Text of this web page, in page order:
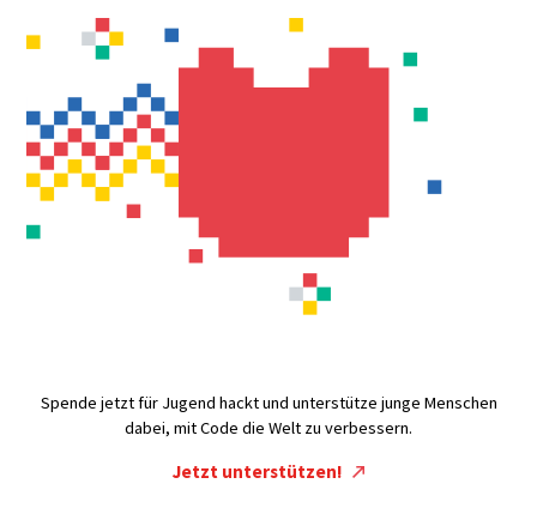
Spende jetzt für Jugend hackt und unterstütze junge Menschen
dabei, mit Code die Welt zu verbessern.
Jetzt unterstützen!